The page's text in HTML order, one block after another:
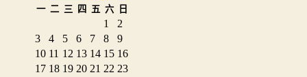
一 二 三 四 五 六 日
1
2
3
4 5 6 7 8
9
10 11 12 13 14 15 16
17 18 19 20 21 22 23